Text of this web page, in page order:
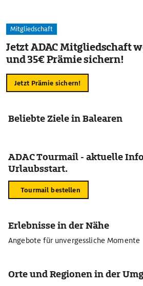
Mitgliedschaft
Jetzt ADAC Mitgliedschaft
und 35€ Prämie sichern!
Jetzt Prämie sichern!
Beliebte Ziele in Balearen
ADAC Tourmail - aktuelle
Urlaubsstart.
Tourmail bestellen
Erlebnisse in der Nähe
Angebote für unvergessliche Momente
Orte und Regionen in der